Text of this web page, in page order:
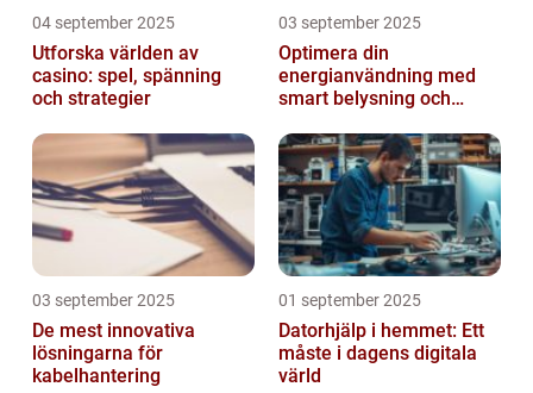
04 september 2025
Utforska världen av
casino: spel, spänning
och strategier
03 september 2025
Optimera din
energianvändning med
smart belysning och
03 september 2025
De mest innovativa
lösningarna för
kabelhantering
01 september 2025
Datorhjälp i hemmet: Ett
måste i dagens digitala
värld